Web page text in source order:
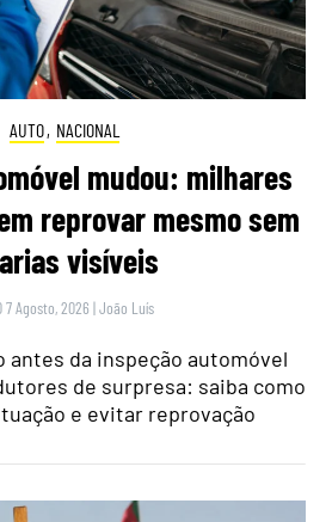
AUTO, NACIONAL
mudou: milhares
reprovar mesmo sem
visíveis
7 Agosto, 2026 |João Luís
antes da inspeção automóvel
de surpresa: saiba como
e evitar reprovação